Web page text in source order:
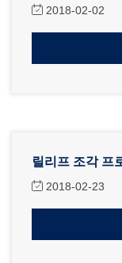
2018-02-02
릴리프 조각 프
2018-02-23